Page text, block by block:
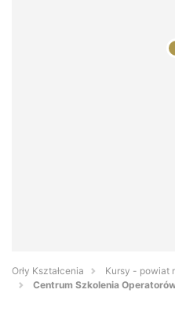
Orły Kształcenia
Kursy - powiat
Centrum Szkolenia